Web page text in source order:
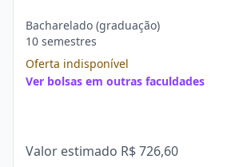
Bacharelado (graduação)
10 semestres
Oferta indisponível
Ver bolsas em outras faculdades
Valor estimado R$ 726,60